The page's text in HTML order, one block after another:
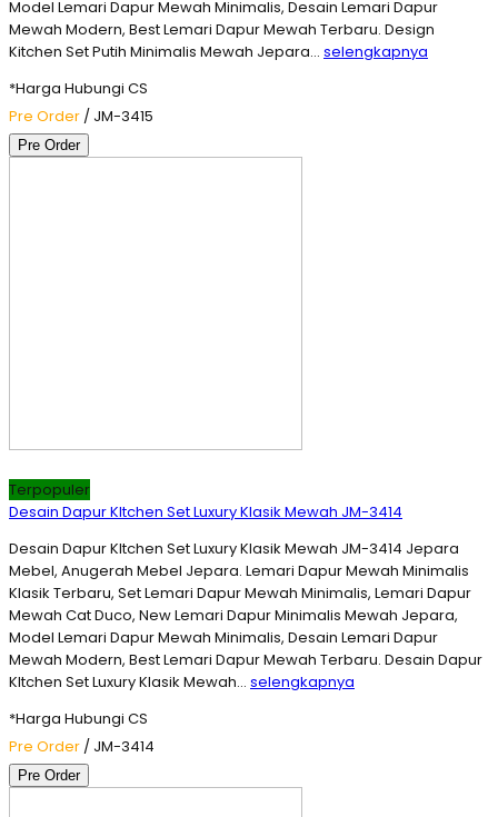
Model Lemari Dapur Mewah Minimalis, Desain Lemari Dapur
Mewah Modern, Best Lemari Dapur Mewah Terbaru. Design
Kitchen Set Putih Minimalis Mewah Jepara… selengkapnya
*Harga Hubungi CS
Pre Order / JM-3415
Pre Order
Terpopuler
Desain Dapur KItchen Set Luxury Klasik Mewah JM-3414
Desain Dapur KItchen Set Luxury Klasik Mewah JM-3414 Jepara
Mebel, Anugerah Mebel Jepara. Lemari Dapur Mewah Minimalis
Klasik Terbaru, Set Lemari Dapur Mewah Minimalis, Lemari Dapur
Mewah Cat Duco, New Lemari Dapur Minimalis Mewah Jepara,
Model Lemari Dapur Mewah Minimalis, Desain Lemari Dapur
Mewah Modern, Best Lemari Dapur Mewah Terbaru. Desain Dapur
KItchen Set Luxury Klasik Mewah… selengkapnya
*Harga Hubungi CS
Pre Order / JM-3414
Pre Order